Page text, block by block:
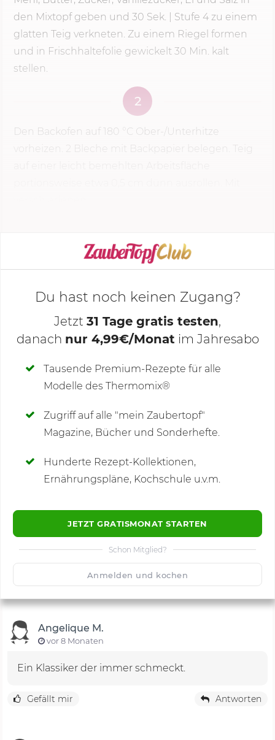
den Mixtopf geben und 30 Sek. Stufe 4 zu einem
glatten Teig verkneten. Zu einem Riegel formen
und in Frischhaltefolie gewickelt 30 Min. kalt
stellen.
2
Den Backofen auf 180 °C Ober-/Unterhitze
vorheizen. 2 Bleche mit Backpapier belegen. Teig
KOCHMODUS STARTEN
Deine Notizen
Du hast noch keinen Zugang?
Jetzt 31 Tage gratis testen,
danach nur 4,99€/Monat im Jahresabo
Tausende Premium-Rezepte für alle
Modelle des Thermomix®
Zugriff auf alle "mein Zaubertopf"
Magazine, Bücher und Sonderhefte.
Hunderte Rezept-Kollektionen,
Ernährungspläne, Kochschule u.v.m.
JETZT GRATISMONAT STARTEN
Schon Mitglied?
Anmelden und kochen
Kommentare(8)
🙂 1500 Speichern
Angelique M.
vor 8 Monaten
Ein Klassiker der immer schmeckt.
Gefällt mir Antworten